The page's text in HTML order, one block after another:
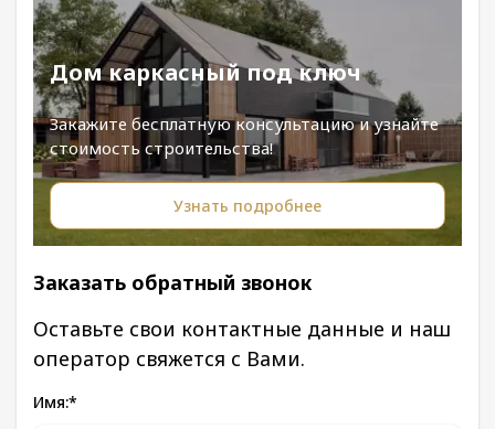
Дом каркасный под ключ
Закажите бесплатную консультацию и узнайте
стоимость строительства!
Узнать подробнее
Заказать обратный звонок
Оставьте свои контактные данные и наш
оператор свяжется с Вами.
Имя:*